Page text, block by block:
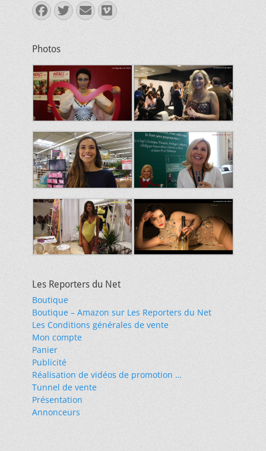
Facebook
Twitter
E-
mail
Vimeo
Photos
Les Reporters du Net
Boutique
Boutique – Amazon sur Les Reporters du Net
Les Conditions générales de vente
Mon compte
Panier
Publicité
Réalisation de vidéos de promotion …
Tunnel de vente
Présentation
Annonceurs